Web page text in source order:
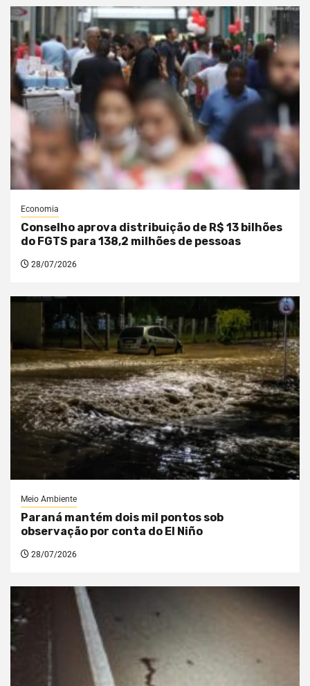
Economia
Conselho aprova distribuição de R$ 13 bilhões
do FGTS para 138,2 milhões de pessoas
28/07/2026
Meio Ambiente
Paraná mantém dois mil pontos sob
observação por conta do El Niño
28/07/2026